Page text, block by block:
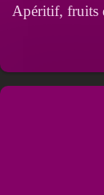
Apéritif, fruits